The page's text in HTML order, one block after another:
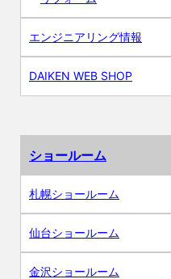
エンジニアリング情報
DAIKEN WEB SHOP
ショールーム
札幌ショールーム
仙台ショールーム
金沢ショールーム